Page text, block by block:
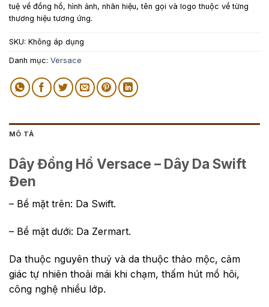
tuệ về đồng hồ, hình ảnh, nhãn hiệu, tên gọi và logo thuộc về từng
thương hiệu tương ứng.
SKU: Không áp dụng
Danh mục: Versace
MÔ TẢ
Dây Đồng Hồ Versace – Dây Da Swift
Đen
– Bề mặt trên: Da Swift.
– Bề mặt dưới: Da Zermart.
Da thuộc nguyên thuỷ và da thuộc thảo mộc, cảm
giác tự nhiên thoải mái khi chạm, thấm hút mồ hôi,
công nghệ nhiều lớp.